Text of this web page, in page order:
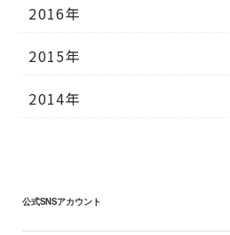
2016年
2015年
2014年
公式SNSアカウント